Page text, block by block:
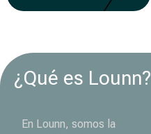
¿Qué es Lounn?
En Lounn, somos la